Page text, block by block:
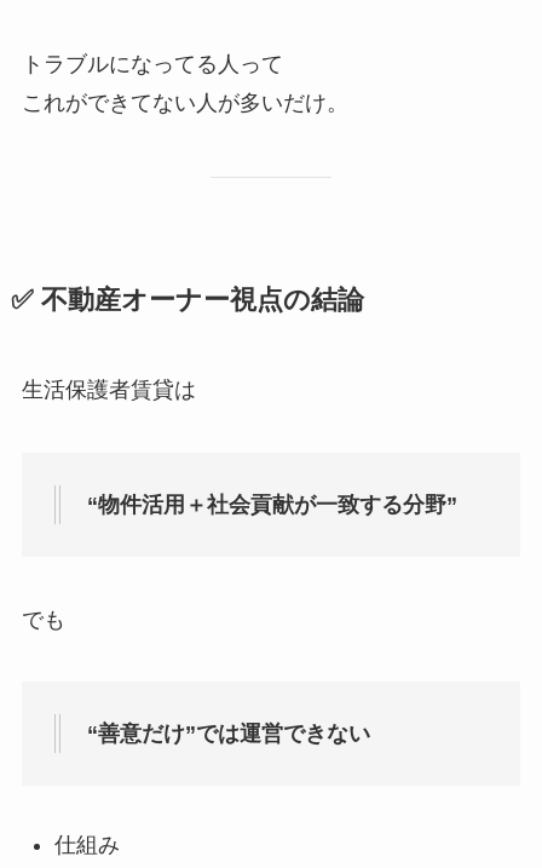
トラブルになってる人って
これができてない人が多いだけ。
✅ 不動産オーナー視点の結論
生活保護者賃貸は
“物件活用＋社会貢献が一致する分野”
でも
“善意だけ”では運営できない
仕組み